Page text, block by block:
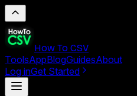
How To CSV
ToolsAppBlogGuidesAbout
Log inGet Started